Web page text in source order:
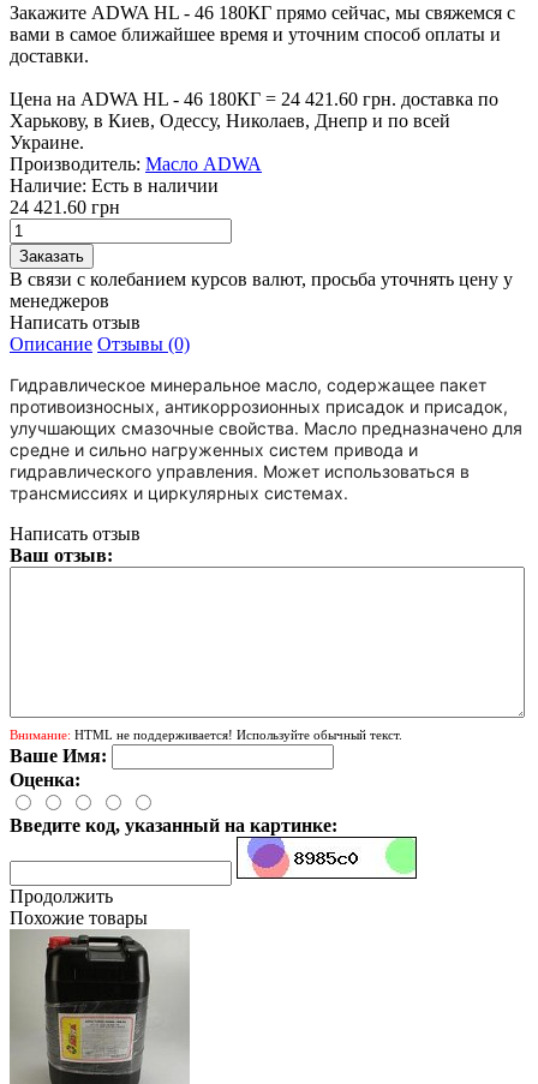
Закажите ADWA HL - 46 180КГ прямо сейчас, мы свяжемся с
вами в самое ближайшее время и уточним способ оплаты и
доставки.
Цена на ADWA HL - 46 180КГ = 24 421.60 грн. доставка по
Харькову, в Киев, Одессу, Николаев, Днепр и по всей
Украине.
Производитель: Масло ADWA
Наличие: Есть в наличии
24 421.60 грн
В связи с колебанием курсов валют, просьба уточнять цену у
менеджеров
Написать отзыв
Описание Отзывы (0)
Гидравлическое минеральное масло, содержащее пакет
противоизносных, антикоррозионных присадок и присадок,
улучшающих смазочные свойства. Масло предназначено для
средне и сильно нагруженных систем привода и
гидравлического управления. Может использоваться в
трансмиссиях и циркулярных системах.
Написать отзыв
Ваш отзыв:
Внимание: HTML не поддерживается! Используйте обычный текст.
Ваше Имя:
Оценка:
Введите код, указанный на картинке:
Продолжить
Похожие товары